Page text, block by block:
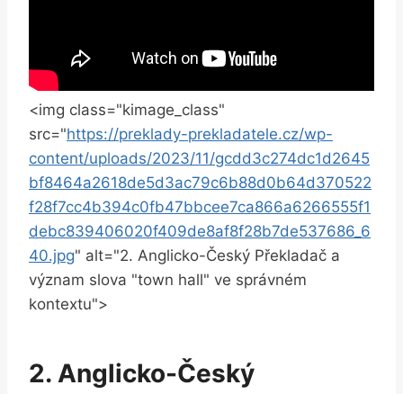
<img class="kimage_class"
src="https://preklady-prekladatele.cz/wp-
content/uploads/2023/11/gcdd3c274dc1d2645
bf8464a2618de5d3ac79c6b88d0b64d370522
f28f7cc4b394c0fb47bbcee7ca866a6266555f1
debc839406020f409de8af8f28b7de537686_6
40.jpg" alt="2. Anglicko-Český⁣ Překladač ‍a
význam slova "town hall" ve správném
kontextu">
2. Anglicko-Český